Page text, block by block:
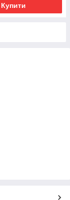
Купити